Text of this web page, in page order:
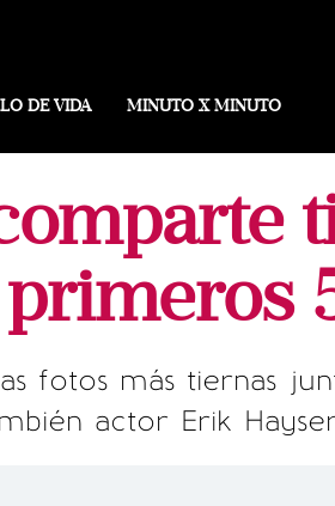
DE VIDA MINUTO X MINUTO
fotos más tiernas
actor Erik